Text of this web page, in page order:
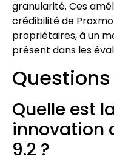
granularité. Ces
crédibilité de
propriétaires, à un
présent dans les
Quelle est
innovation
9.2 ?